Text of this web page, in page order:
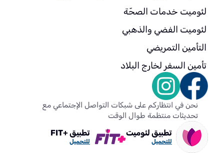
لئوميت خدمات الصحّة
لئوميت الفضي والذهبي
التأمين التمريضي
تأمين السفر لخارج البلاد
نحن في انتظاركم على شبكات التواصل الإجتماعي مع
تحديثات منتظمة طوال الوقت
تطبيق لئوميت
للتحميل
تطبيق +FIT
للتحميل